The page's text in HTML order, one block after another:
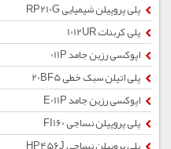
پلی پروپیلن شیمیایی RP210G
پلی کربنات 1012UR
اپوکسی رزین جامد 011P
پلی اتیلن سبک خطی 20BF5
اپوکسی رزین جامد E011P
پلی پروپیلن نساجی FI160